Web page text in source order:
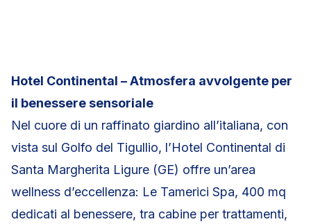
Hotel Continental – Atmosfera avvolgente per
il benessere sensoriale
Nel cuore di un raffinato giardino all’italiana, con
vista sul Golfo del Tigullio, l’Hotel Continental di
Santa Margherita Ligure (GE) offre un’area
wellness d’eccellenza: Le Tamerici Spa, 400 mq
dedicati al benessere, tra cabine per trattamenti,